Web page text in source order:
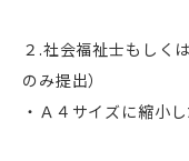
２ .社会福祉士もしく
のみ提出）
・Ａ４サイズに縮小